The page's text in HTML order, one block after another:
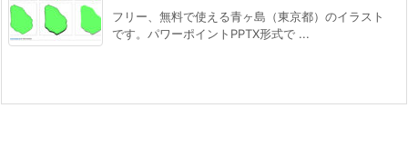
フリー、無料で使える青ヶ島（東京都）のイラスト
です。パワーポイントPPTX形式で ...